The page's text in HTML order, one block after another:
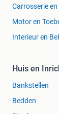
Carrosserie
Motor en
Interieur en
Huis en
Bankstellen
Bedden